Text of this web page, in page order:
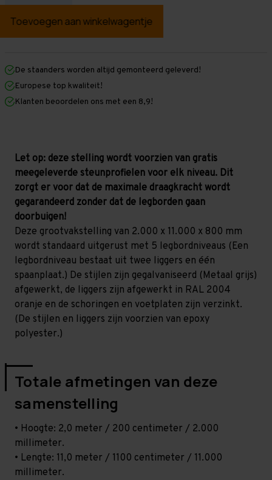
Grootvakstelling
mm
mm
x
800
mm
(Liggers:
1.500
mm)
Grootvakstelling
mm
mm
800
mm
(Liggers:
1.500
mm)
De staanders worden altijd gemonteerd geleverd!
Europese top kwaliteit!
Klanten beoordelen ons met een 8,9!
Let op: deze stelling wordt voorzien van gratis
meegeleverde steunprofielen voor elk niveau. Dit
zorgt er voor dat de maximale draagkracht wordt
gegarandeerd zonder dat de legborden gaan
doorbuigen!
Deze grootvakstelling van 2.000 x 11.000 x 800 mm
wordt standaard uitgerust met 5 legbordniveaus (Een
legbordniveau bestaat uit twee liggers en één
spaanplaat.) De stijlen zijn gegalvaniseerd (Metaal grijs)
afgewerkt, de liggers zijn afgewerkt in RAL 2004
oranje en de schoringen en voetplaten zijn verzinkt.
(De stijlen en liggers zijn voorzien van epoxy
polyester.)
Totale afmetingen van deze
samenstelling
• Hoogte: 2,0 meter / 200 centimeter / 2.000
millimeter.
• Lengte: 11,0 meter / 1100 centimeter / 11.000
millimeter.